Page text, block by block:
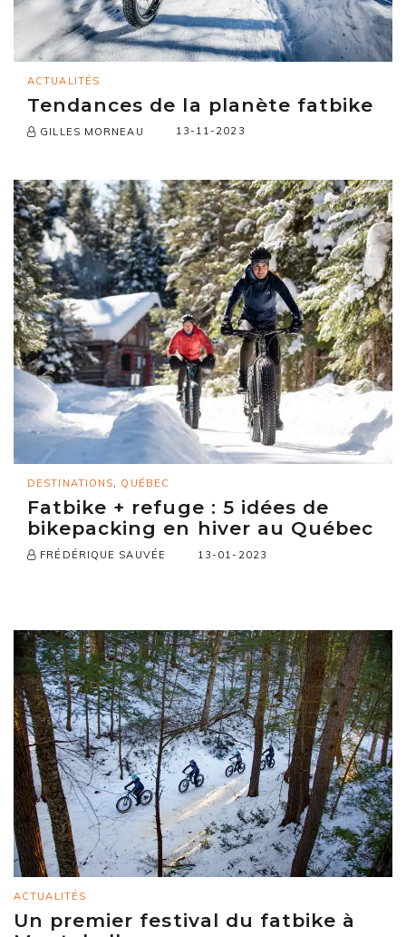
ACTUALITÉS
Tendances de la planète fatbike
GILLES MORNEAU 13-11-2023
DESTINATIONS, QUÉBEC
Fatbike + refuge : 5 idées de
bikepacking en hiver au Québec
FRÉDÉRIQUE SAUVÉE 13-01-2023
ACTUALITÉS
Un premier festival du fatbike à